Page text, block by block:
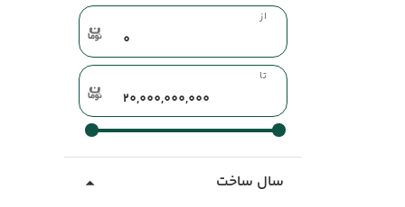
از
تا
سال ساخت